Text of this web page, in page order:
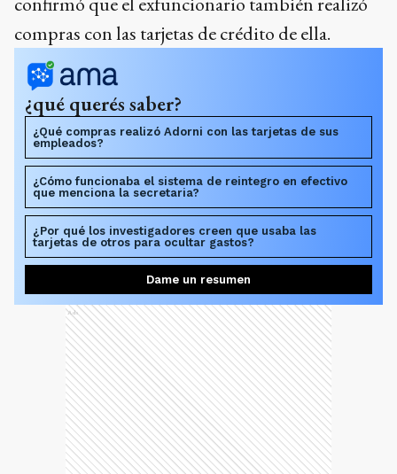
compras con las tarjetas de crédito de ella.
¿qué querés saber?
¿Qué compras realizó Adorni con las tarjetas de sus
empleados?
¿Cómo funcionaba el sistema de reintegro en efectivo
que menciona la secretaria?
¿Por qué los investigadores creen que usaba las
tarjetas de otros para ocultar gastos?
Dame un resumen
Ads